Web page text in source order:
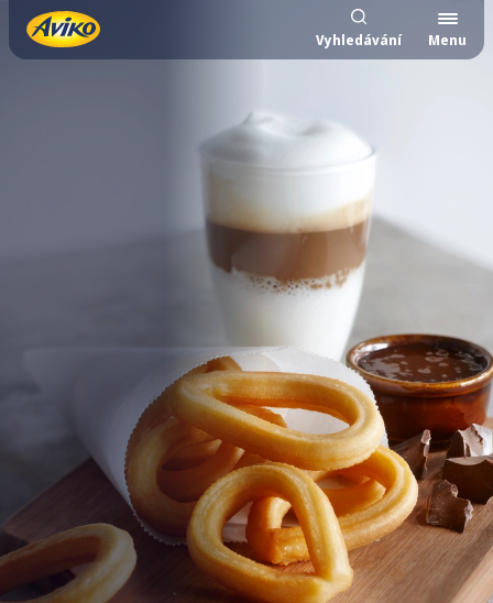
Vyhledávání Menu